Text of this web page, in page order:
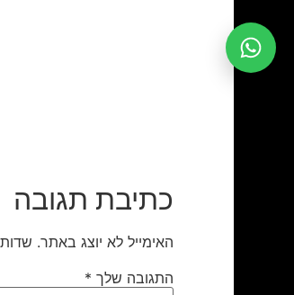
כתיבת תגובה
האימייל לא יוצג באתר.
התגובה שלך *